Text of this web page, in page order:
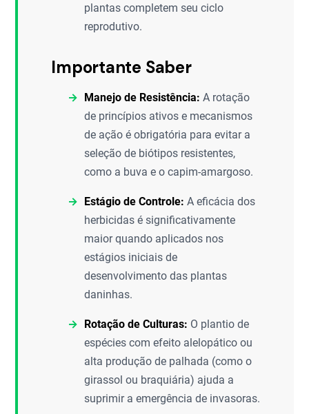
plantas completem seu ciclo
reprodutivo.
Importante Saber
Manejo de Resistência: A rotação
de princípios ativos e mecanismos
de ação é obrigatória para evitar a
seleção de biótipos resistentes,
como a buva e o capim-amargoso.
Estágio de Controle: A eficácia dos
herbicidas é significativamente
maior quando aplicados nos
estágios iniciais de
desenvolvimento das plantas
daninhas.
Rotação de Culturas: O plantio de
espécies com efeito alelopático ou
alta produção de palhada (como o
girassol ou braquiária) ajuda a
suprimir a emergência de invasoras.